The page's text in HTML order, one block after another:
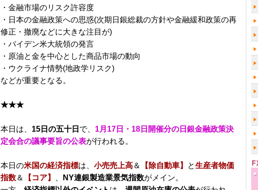
・金融市場のリスク許容度
・日本の金融政策への思惑(次期日銀総裁の方針や金融緩和政策の再
修正・撤廃などに大きな注目が)
・バイデン米大統領の発言
・原油と金を中心とした商品市場の動向
・ウクライナ情勢(地政学リスク)
などが重要となる。
★★★
本日は、 15日の五十日 で、 1月17日・18日開催分の日銀金融政策決
定会合の議事要旨の公表が行われる。
本日の米国の経済指標は、 小売売上高＆ 【除自動車】 と生産者物価
指数＆ 【コア】 NY連銀製造業景気指数がメイン。